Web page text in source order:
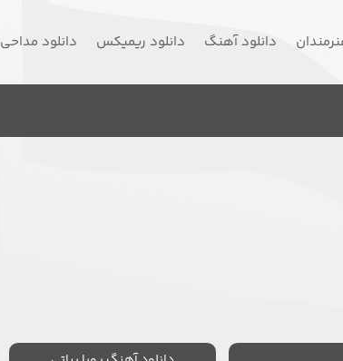
دانلود آهنگ دانلود ریمیکس دانلود مداحی